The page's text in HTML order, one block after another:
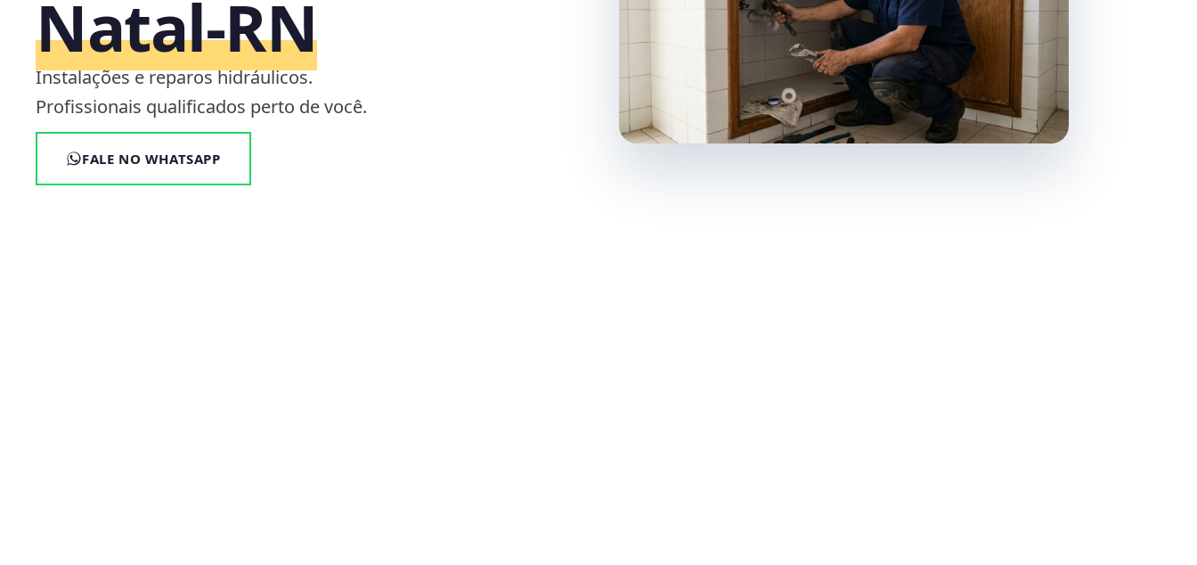
Natal‑RN
Instalações e reparos hidráulicos.
Profissionais qualificados perto de você.
FALE NO WHATSAPP